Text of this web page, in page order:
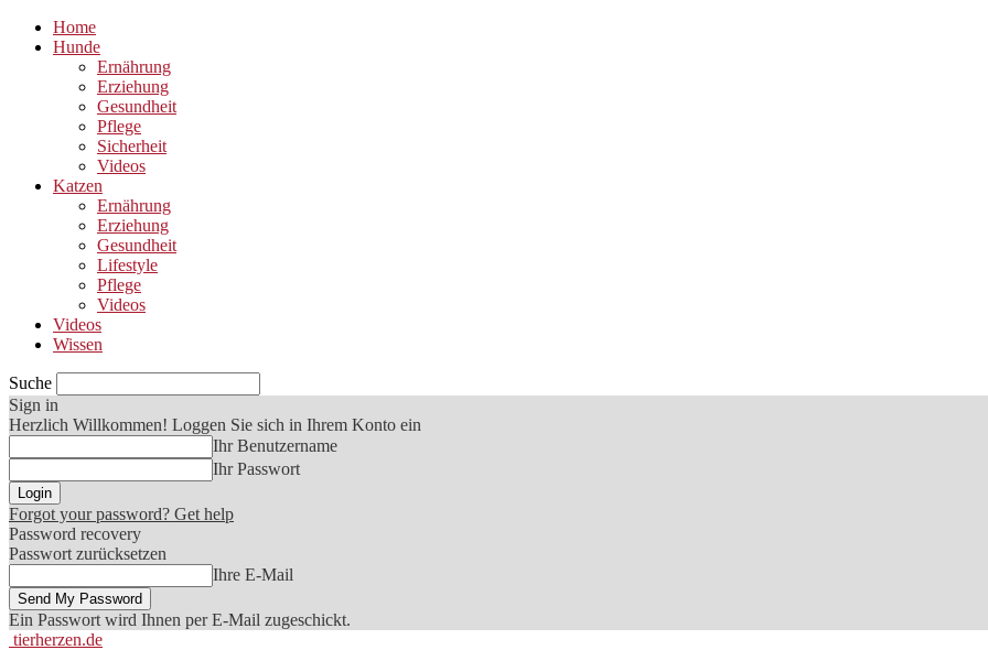
Home
Hunde
Ernährung
Erziehung
Gesundheit
Pflege
Sicherheit
Videos
Katzen
Ernährung
Erziehung
Gesundheit
Lifestyle
Pflege
Videos
Videos
Wissen
Suche
Sign in
Herzlich Willkommen! Loggen Sie sich in Ihrem Konto ein
Ihr Benutzername
Ihr Passwort
Forgot your password? Get help
Password recovery
Passwort zurücksetzen
Ihre E-Mail
Ein Passwort wird Ihnen per E-Mail zugeschickt.
tierherzen.de